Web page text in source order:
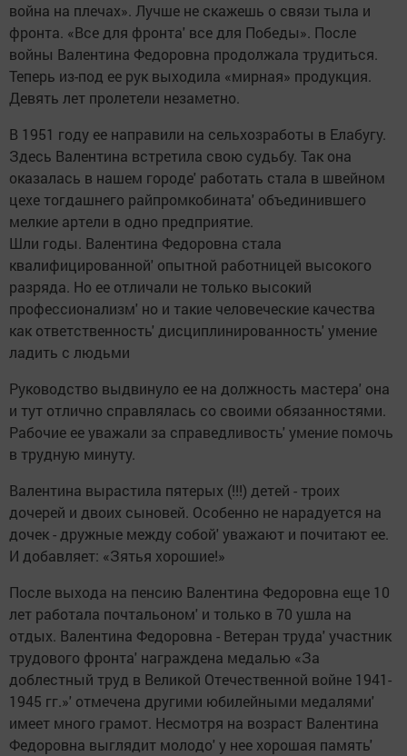
война на плечах». Лучше не скажешь о связи тыла и
фронта. «Все для фронта' все для Победы». После
войны Валентина Федоровна продолжала трудиться.
Теперь из-под ее рук выходила «мирная» продукция.
Девять лет пролетели незаметно.
В 1951 году ее направили на сельхозработы в Елабугу.
Здесь Валентина встретила свою судьбу. Так она
оказалась в нашем городе' работать стала в швейном
цехе тогдашнего райпромкобината' объединившего
мелкие артели в одно предприятие.
Шли годы. Валентина Федоровна стала
квалифицированной' опытной работницей высокого
разряда. Но ее отличали не только высокий
профессионализм' но и такие человеческие качества
как ответственность' дисциплинированность' умение
ладить с людьми
Руководство выдвинуло ее на должность мастера' она
и тут отлично справлялась со своими обязанностями.
Рабочие ее уважали за справедливость' умение помочь
в трудную минуту.
Валентина вырастила пятерых (!!!) детей - троих
дочерей и двоих сыновей. Особенно не нарадуется на
дочек - дружные между собой' уважают и почитают ее.
И добавляет: «Зятья хорошие!»
После выхода на пенсию Валентина Федоровна еще 10
лет работала почтальоном' и только в 70 ушла на
отдых. Валентина Федоровна - Ветеран труда' участник
трудового фронта' награждена медалью «За
доблестный труд в Великой Отечественной войне 1941-
1945 гг.»' отмечена другими юбилейными медалями'
имеет много грамот. Несмотря на возраст Валентина
Федоровна выглядит молодо' у нее хорошая память'